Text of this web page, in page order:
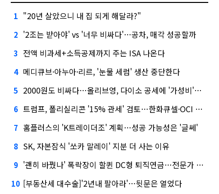
1 "20년 살았으니 내 집 되게 해달라?"
2 '2조는 받아야' vs '너무 비싸다'…공차, 매각 성공할까
3 전액 비과세+소득공제까지 주는 ISA 나온다
4 메디큐브·아누아·리르, '눈물 세럼' 생산 중단한다
5 2000원도 비싸다…올리브영, 다이소 공세에 '가성비'로 맞불
6 트럼프, 폴리실리콘 '15% 관세' 검토…한화큐셀·OCI 영향은?
7 홈플러스의 'K트레이더조' 계획…성공 가능성은 '글쎄'
8 SK, 자본잠식 '쏘카 말레이' 지분 더 사는 이유
9 '괜히 바꿨나' 폭락장이 할퀸 DC형 퇴직연금…전문가 조언은
10 [부동산세 대수술]'2년내 팔아라'…뒷문은 열었다